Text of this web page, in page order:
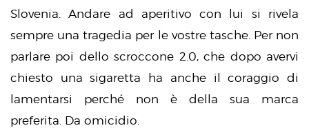
Slovenia. Andare ad aperitivo con lui si rivela
sempre una tragedia per le vostre tasche. Per non
parlare poi dello scroccone 2.0, che dopo avervi
chiesto una sigaretta ha anche il coraggio di
lamentarsi perché non è della sua marca
preferita. Da omicidio.